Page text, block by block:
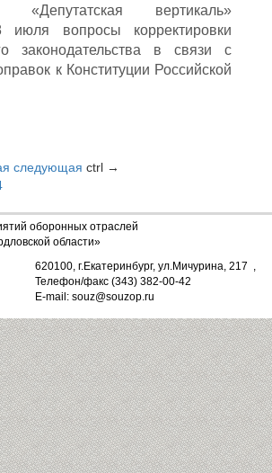
«Депутатская вертикаль»
июля вопросы корректировки
законодательства в связи с
к Конституции Российской
следующая ctrl →
оборонных отраслей
области»
620100, г.Екатеринбург, ул.Мичурина, 217 ,
Телефон/факс (343) 382-00-42
E-mail: souz@souzop.ru